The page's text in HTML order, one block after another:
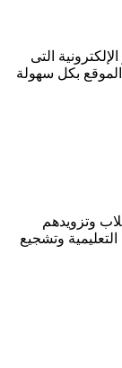
التى
بكل سهولة
وتزويدهم
وتشجيع